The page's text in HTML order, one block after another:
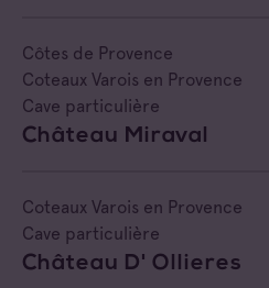
Côtes de Provence
Coteaux Varois en Provence
Cave particulière
Château Miraval
Coteaux Varois en Provence
Cave particulière
Château D' Ollieres